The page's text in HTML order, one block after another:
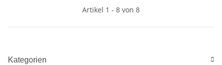
Artikel 1 - 8 von 8
Kategorien